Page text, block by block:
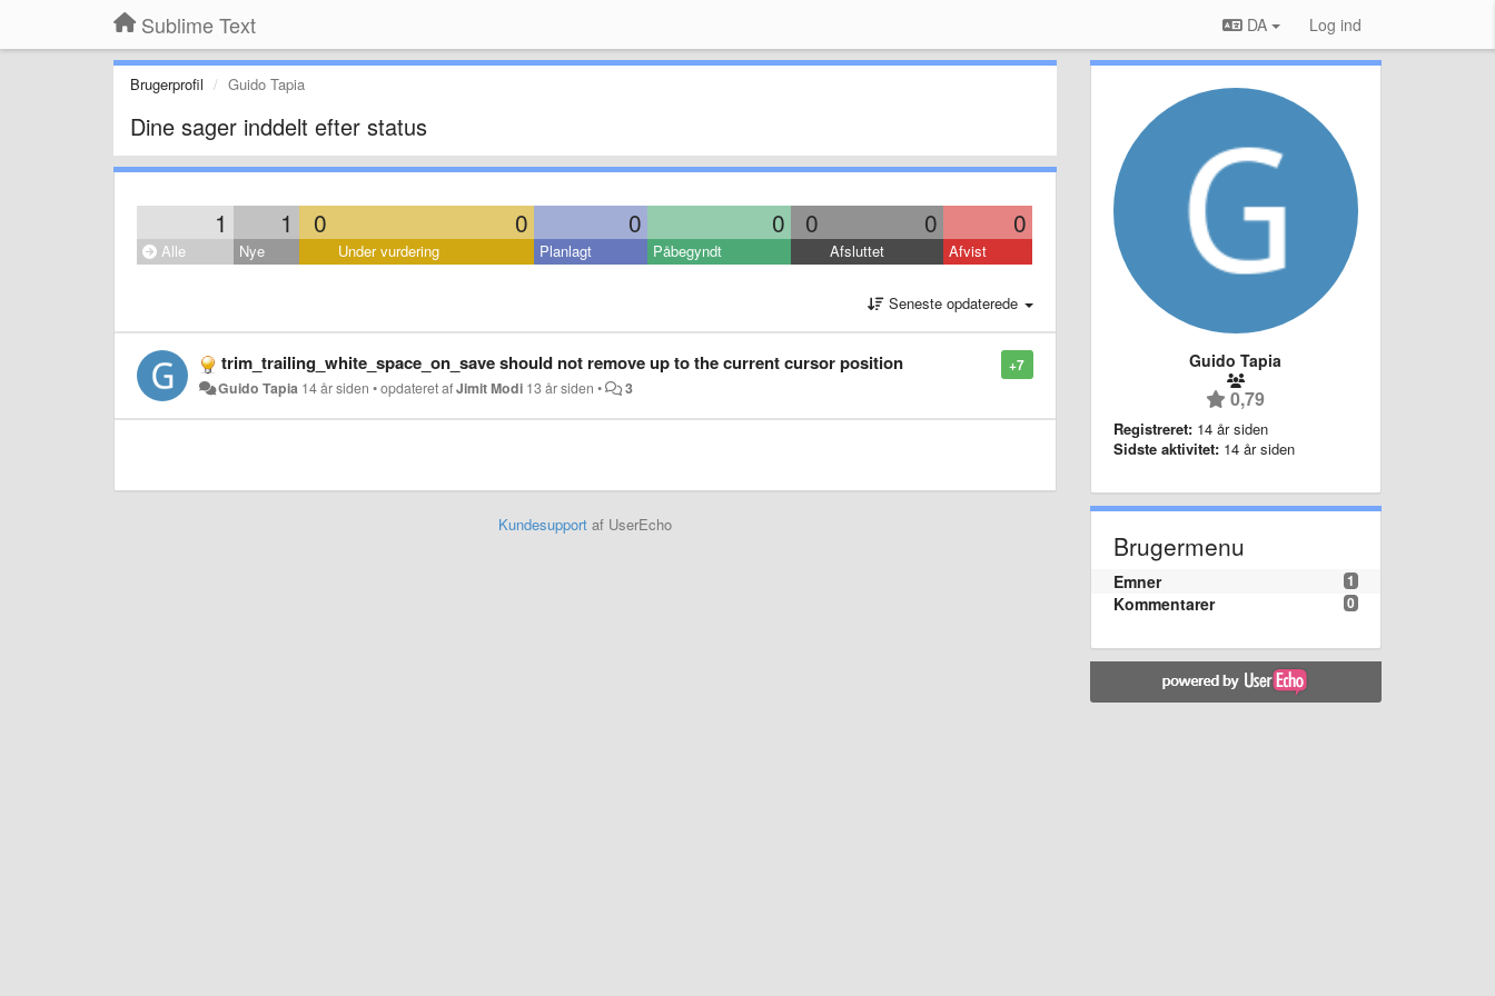
Sublime Text DA Log ind
Brugerprofil Guido Tapia
Dine sager inddelt efter status
1 1 0 0 0 0 0 0 0
Alle Nye Under vurdering Planlagt Påbegyndt Afsluttet Afvist
Seneste opdaterede
+7
trim_trailing_white_space_on_save should not remove up to the current cursor position
Guido Tapia 14 år siden •opdateret afJimit Modi 13 år siden • 3
Kundesupportaf UserEcho
Guido Tapia
0,79
Registreret: 14 år siden
Sidste aktivitet: 14 år siden
Brugermenu
1
Emner
0
Kommentarer